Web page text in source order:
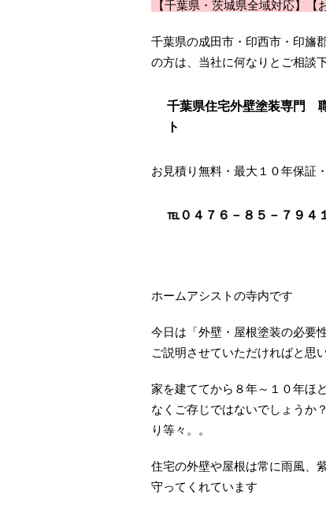
【千葉県・茨城県全域対応】【
千葉県の成田市・印西市・印旛
の方は、当社に何なりとご相談
千葉県住宅外壁塗装専門
ト
お見積り無料・最大１０年保
℡０４７６－８５－７９４
ホームアシストの寺内です
今日は「外壁・屋根塗装の必要
ご説明させていただければと思
家を建ててから８年～１０年ほ
なくご存じではないでしょうか
り等々。。
住宅の外壁や屋根は常に雨風、
守ってくれています